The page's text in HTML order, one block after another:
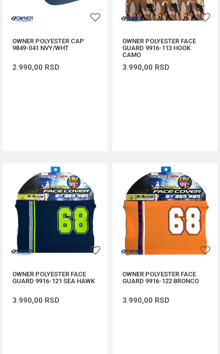
OWNER POLYESTER CAP
9849-041 NVY/WHT
2.990,00 RSD
OWNER POLYESTER FACE
GUARD 9916-113 HOOK
CAMO
3.990,00 RSD
OWNER POLYESTER FACE
GUARD 9916-121 SEA HAWK
3.990,00 RSD
OWNER POLYESTER FACE
GUARD 9916-122 BRONCO
3.990,00 RSD